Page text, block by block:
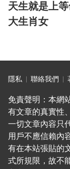
天生就是上
大生肖女
隱私 聯絡我們
免責聲明：本網
有文章的真實性
一切文章內容只
用戶不應信賴內
有在本站張貼的
式所規限，故不